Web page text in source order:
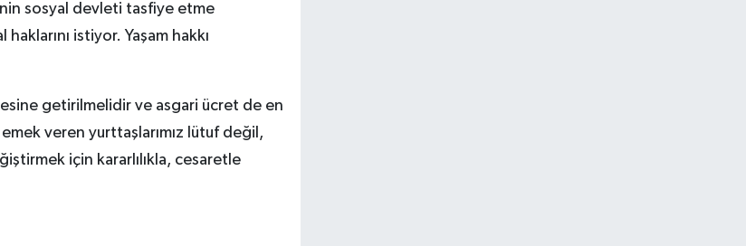
sosyal devleti tasfiye etme
istiyor. Yaşam hakkı
getirilmelidir ve asgari ücret de en
veren yurttaşlarımız lütuf değil,
için kararlılıkla, cesaretle